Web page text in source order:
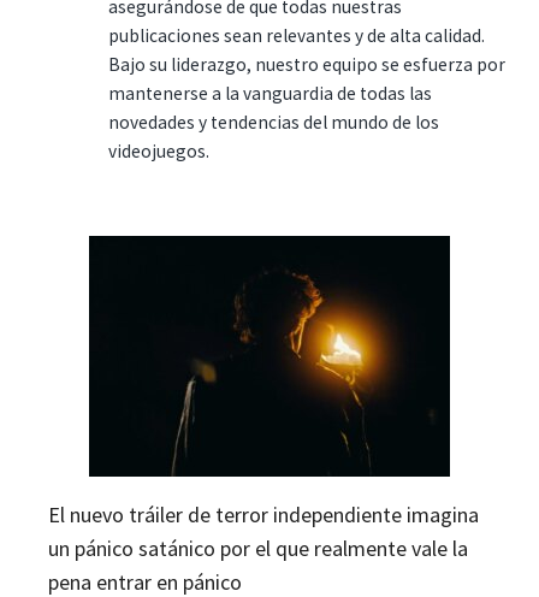
asegurándose de que todas nuestras
publicaciones sean relevantes y de alta calidad.
Bajo su liderazgo, nuestro equipo se esfuerza por
mantenerse a la vanguardia de todas las
novedades y tendencias del mundo de los
videojuegos.
El nuevo tráiler de terror independiente imagina
un pánico satánico por el que realmente vale la
pena entrar en pánico